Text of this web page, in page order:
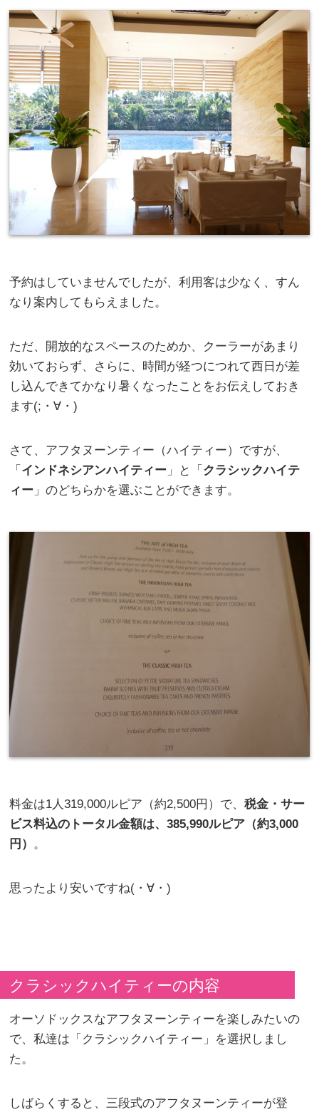
予約はしていませんでしたが、利用客は少なく、すん
なり案内してもらえました。
ただ、開放的なスペースのためか、クーラーがあまり
効いておらず、さらに、時間が経つにつれて西日が差
し込んできてかなり暑くなったことをお伝えしておき
ます(;・∀・)
さて、アフタヌーンティー（ハイティー）ですが、
「 インドネシアンハイティー 」と「 クラシックハイテ
ィー 」のどちらかを選ぶことができます。
料金は1人319,000ルピア（約2,500円）で、税金・サー
ビス料込のトータル金額は、385,990ルピア（約3,000
円） 。
思ったより安いですね(・∀・)
クラシックハイティーの内容
オーソドックスなアフタヌーンティーを楽しみたいの
で、私達は「クラシックハイティー」を選択しまし
た。
しばらくすると、三段式のアフタヌーンティーが登